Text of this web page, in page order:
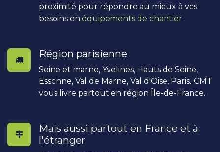
proximité pour répondre au mieux à vos
besoins en équipements de chantier.
Région parisienne
Seine et marne, Yvelines, Hauts de Seine,
Essonne, Val de Marne, Val d'Oise, Paris...CMT
vous livre partout en région Île-de-France.
Mais aussi partout en France et à
l'étranger